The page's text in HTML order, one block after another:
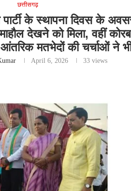
छत्तीसगढ़
पार्टी के स्थापना दिवस के
देखने को मिला, वहीं
मतभेदों की चर्चाओं ने
April 6, 2026 33views